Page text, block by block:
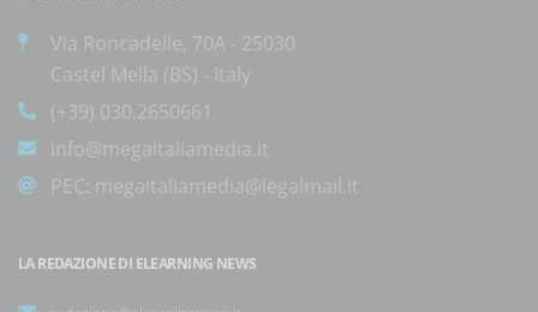
Via Roncadelle, 70A - 25030
Castel Mella (BS) - Italy
(+39) 030.2650661
info@megaitaliamedia.it
PEC: megaitaliamedia@legalmail.it
LA REDAZIONE DI ELEARNING NEWS